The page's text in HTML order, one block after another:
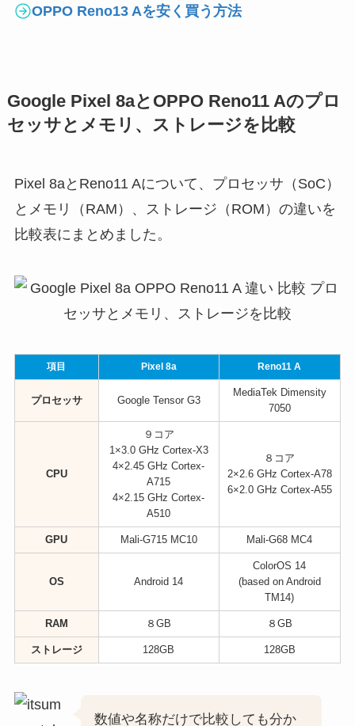
OPPO Reno13 Aを安く買う方法
Google Pixel 8aとOPPO Reno11 Aのプロ
セッサとメモリ、ストレージを比較
Pixel 8aとReno11 Aについて、プロセッサ（SoC）
とメモリ（RAM）、ストレージ（ROM）の違いを
比較表にまとめました。
項目 Pixel 8a Reno11 A
プロセッサ Google Tensor G3
MediaTek Dimensity
7050
CPU
９コア
1×3.0 GHz Cortex-X3
4×2.45 GHz Cortex-
A715
4×2.15 GHz Cortex-
A510
８コア
2×2.6 GHz Cortex-A78
6×2.0 GHz Cortex-A55
GPU Mali-G715 MC10 Mali-G68 MC4
OS Android 14
ColorOS 14
(based on Android
TM14)
RAM ８GB ８GB
ストレージ 128GB 128GB
数値や名称だけで比較しても分か